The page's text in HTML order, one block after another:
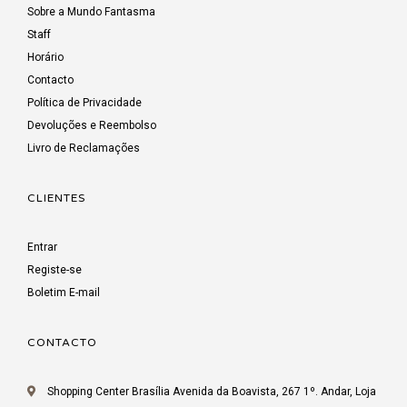
Sobre a Mundo Fantasma
Staff
Horário
Contacto
Política de Privacidade
Devoluções e Reembolso
Livro de Reclamações
CLIENTES
Entrar
Registe-se
Boletim E-mail
CONTACTO
Shopping Center Brasília Avenida da Boavista, 267 1º. Andar, Loja